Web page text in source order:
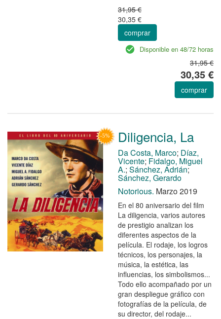
31,95 €
30,35 €
comprar
Disponible en 48/72 horas
31,95 €
30,35 €
comprar
Diligencia, La
Da Costa, Marco; Díaz,
Vicente; Fidalgo, Miguel
A.; Sánchez, Adrián;
Sánchez, Gerardo
Notorious. Marzo 2019
En el 80 aniversario del film
La diligencia, varios autores
de prestigio analizan los
diferentes aspectos de la
película. El rodaje, los logros
técnicos, los personajes, la
música, la estética, las
influencias, los simbolismos...
Todo ello acompañado por un
gran despliegue gráfico con
fotografías de la película, de
su director, del rodaje...